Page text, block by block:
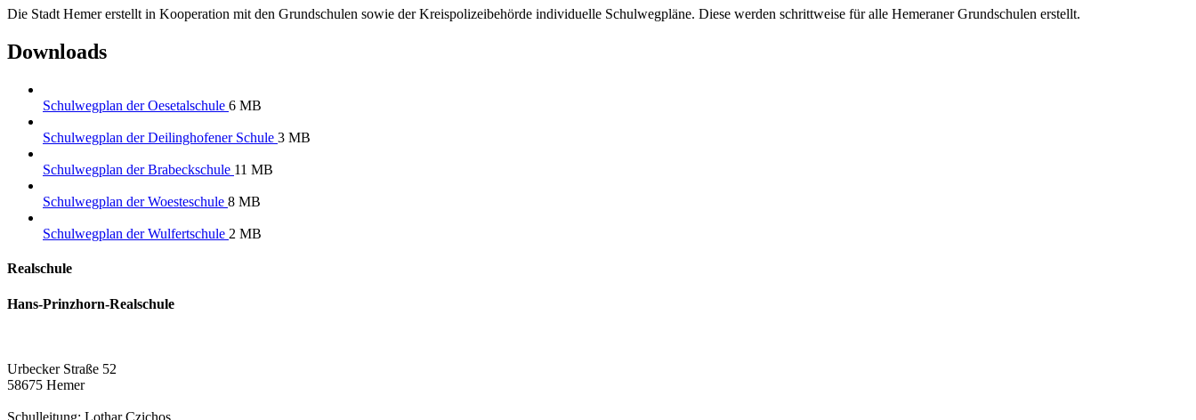
Die Stadt Hemer erstellt in Kooperation mit den Grundschulen sowie der Kreispolizeibehörde individuelle Schulwegpläne. Diese werden schrittweise für alle Hemeraner Grundschulen erstellt.
Downloads
Schulwegplan der Oesetalschule 6 MB
Schulwegplan der Deilinghofener Schule 3 MB
Schulwegplan der Brabeckschule 11 MB
Schulwegplan der Woesteschule 8 MB
Schulwegplan der Wulfertschule 2 MB
Realschule
Hans-Prinzhorn-Realschule
Urbecker Straße 52
58675 Hemer
Schulleitung: Lothar Czichos